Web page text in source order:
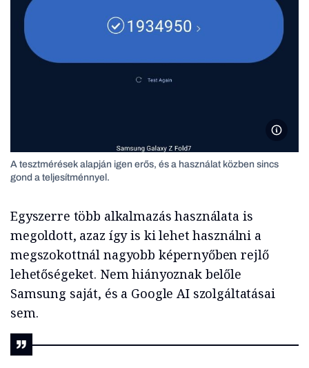
A tesztmérések alapján igen erős, és a használat közben sincs
gond a teljesítménnyel.
Egyszerre több alkalmazás használata is
megoldott, azaz így is ki lehet használni a
megszokottnál nagyobb képernyőben rejlő
lehetőségeket. Nem hiányoznak belőle
Samsung saját, és a Google AI szolgáltatásai
sem.